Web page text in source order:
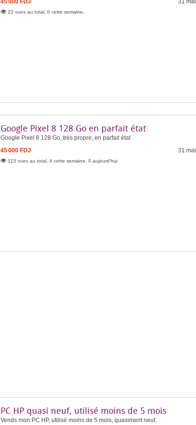
45 000 FDJ
31 mai
22 vues au total, 0 cette semaine,
Google Pixel 8 128 Go en parfait état
Google Pixel 8 128 Go, très propre, en parfait état
45 000 FDJ
31 mai
113 vues au total, 4 cette semaine, 0 aujourd'hui
PC HP quasi neuf, utilisé moins de 5 mois
Vends mon PC HP, utilisé moins de 5 mois, quasiment neuf.